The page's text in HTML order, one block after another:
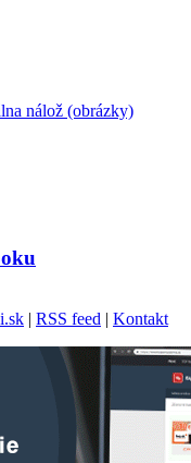
nálož (obrázky)
| RSS feed | Kontakt